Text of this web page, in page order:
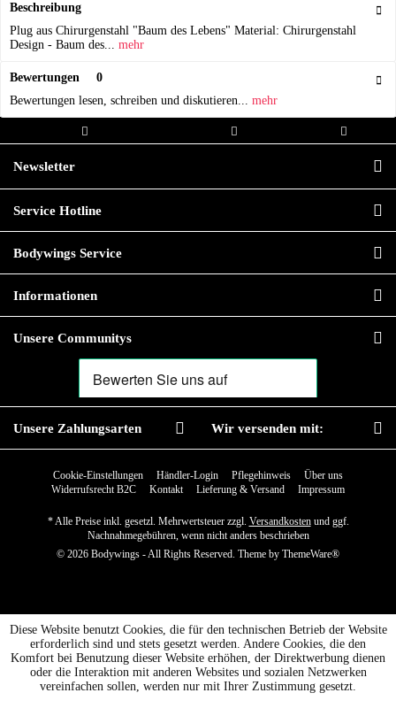
Beschreibung
Plug aus Chirurgenstahl "Baum des Lebens" Material: Chirurgenstahl
Design - Baum des... mehr
Bewertungen
0
Bewertungen lesen, schreiben und diskutieren... mehr
Bestellwert
Newsletter
Service Hotline
Bodywings Service
Informationen
Unsere Communitys
Unsere Zahlungsarten Wir versenden mit:
Cookie-Einstellungen Händler-Login Pflegehinweis
Über uns
Widerrufsrecht B2C
Kontakt Lieferung & Versand Impressum
* Alle Preise inkl. gesetzl. Mehrwertsteuer zzgl. Versandkostenund ggf.
Nachnahmegebühren, wenn nicht anders beschrieben
© 2026 Bodywings - All Rights Reserved. Theme by ThemeWare®
Diese Website benutzt Cookies, die für den technischen Betrieb der Website
erforderlich sind und stets gesetzt werden. Andere Cookies, die den
Komfort bei Benutzung dieser Website erhöhen, der Direktwerbung dienen
oder die Interaktion mit anderen Websites und sozialen Netzwerken
vereinfachen sollen, werden nur mit Ihrer Zustimmung gesetzt.